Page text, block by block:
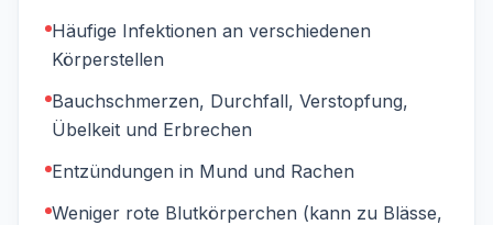
Häufige Infektionen an verschiedenen
Körperstellen
Bauchschmerzen, Durchfall, Verstopfung,
Übelkeit und Erbrechen
Entzündungen in Mund und Rachen
Weniger rote Blutkörperchen (kann zu Blässe,